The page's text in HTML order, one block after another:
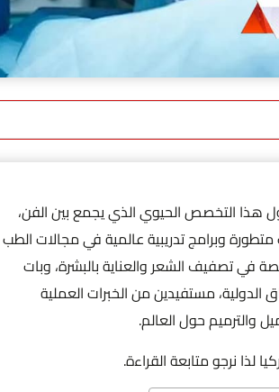
هذا التخصص الحيوي الذي يجمع بين الفن،
متطورة وبرامج تدريبية عالمية في مجالات الطب
في تصفيف الشعر والعناية بالبشرة، وبات
مستفيدين من الخبرات العملية
والترميم حول العالم.
نرجو متابعة القراءة.